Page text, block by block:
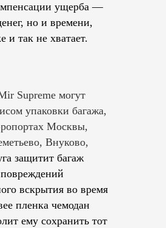
ущерба —
но и времени,
и так не хватает.
Supreme могут
упаковки багажа,
Москвы,
Внуково,
защитит багаж
вскрытия во время
пленка чемодан
ему сохранить тот